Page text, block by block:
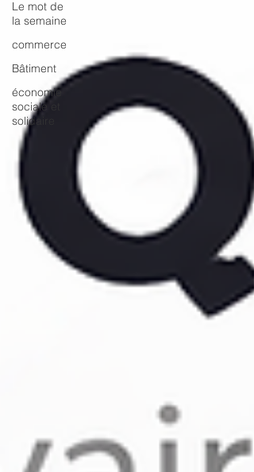
Le mot de
la semaine
commerce
Bâtiment
économie
sociale et
solidaire